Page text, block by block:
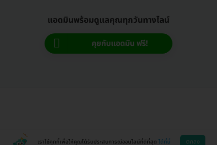
แอดมินพร้อมดูแลคุณทุกวันทางไลน์
คุยกับแอดมิน ฟรี!
เราใช้คุกกี้เพื่อให้คุณได้รับประสบการณ์ออนไลน์ที่ดีที่สุด ได้ที่นี่ ตกลง